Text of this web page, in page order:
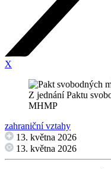
X
Z jednání Paktu
MHMP
zahraniční vztahy
13. května 2026
13. května 2026